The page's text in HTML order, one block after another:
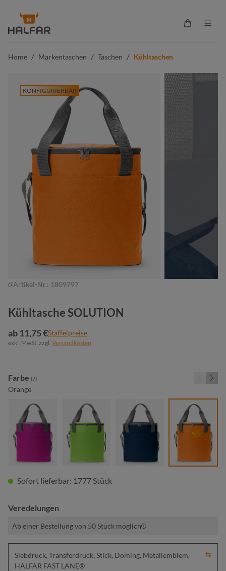
springen
Home / Markentaschen / Taschen / Kühltaschen
KONFIGURIERBAR
Artikel-Nr.: 1809797
Kühltasche SOLUTION
ab 11,75 €Staffelpreise
exkl. MwSt. zzgl. Versandkosten
Farbe auswählen
(7)
Orange
fuchsia maigrün marine orange
Sofort lieferbar: 1777 Stück
Veredelungen
Ab einer Bestellung von 50 Stück möglich
Siebdruck, Transferdruck, Stick, Doming, Metallemblem,
HALFAR FAST LANE®